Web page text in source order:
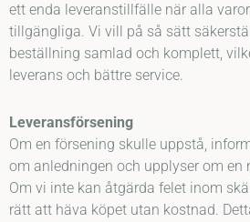
ett enda leveranstillfälle när alla
tillgängliga. Vi vill på så sätt
beställning samlad och komplett,
leverans och bättre service.
Leveransförsening
Om en försening skulle uppstå,
om anledningen och upplyser om en
Om vi inte kan åtgärda felet inom
rätt att häva köpet utan kostnad.